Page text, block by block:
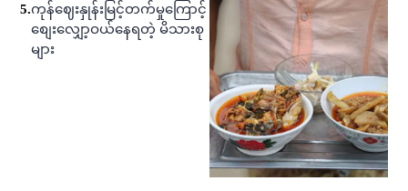
5.ကုန်ဈေးနှုန်းမြင့်တက်မှုကြောင့်
စျေးလျှော့ဝယ်နေရတဲ့ မိသားစု
များ